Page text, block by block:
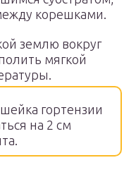
корешками.
землю вокруг
мягкой
гортензии
на 2 см